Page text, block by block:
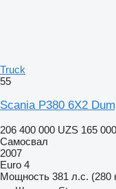
Truck
55
Scania P380 6X2
206 400 000 UZS 165
Самосвал
2007
Euro 4
Мощность 381 л.с. (280